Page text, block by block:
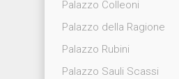
Palazzo Colleoni
Palazzo della Ragione
Palazzo Rubini
Palazzo Sauli Scassi